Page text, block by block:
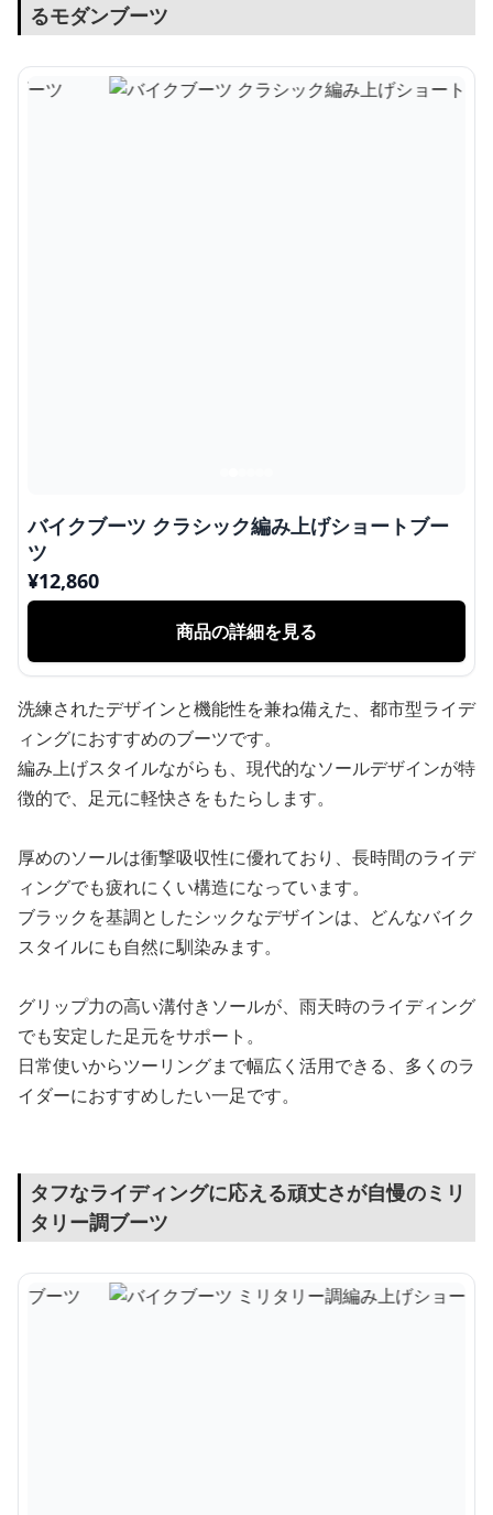
るモダンブーツ
バイクブーツ クラシック編み上げショートブー
ツ
¥12,860
商品の詳細を見る
洗練されたデザインと機能性を兼ね備えた、都市型ライデ
ィングにおすすめのブーツです。
編み上げスタイルながらも、現代的なソールデザインが特
徴的で、足元に軽快さをもたらします。
厚めのソールは衝撃吸収性に優れており、長時間のライデ
ィングでも疲れにくい構造になっています。
ブラックを基調としたシックなデザインは、どんなバイク
スタイルにも自然に馴染みます。
グリップ力の高い溝付きソールが、雨天時のライディング
でも安定した足元をサポート。
日常使いからツーリングまで幅広く活用できる、多くのラ
イダーにおすすめしたい一足です。
タフなライディングに応える頑丈さが自慢のミリ
タリー調ブーツ